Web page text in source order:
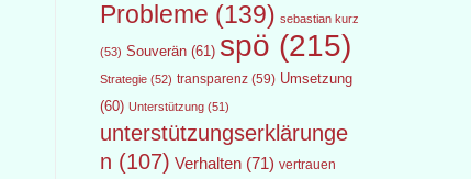
Probleme (139) sebastian kurz
(53) Souverän(61) spö (215)
Strategie(52) transparenz(59) Umsetzung
(60) Unterstützung(51)
unterstützungserklärunge
n (107) Verhalten(71) vertrauen